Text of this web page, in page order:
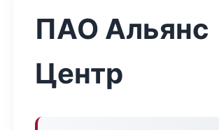
ПАО Альянс
Центр